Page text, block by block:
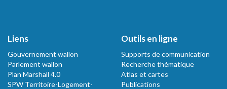
Liens
Gouvernement wallon
Parlement wallon
Plan Marshall 4.0
SPW Territoire-Logement-
Outils en ligne
Supports de communication
Recherche thématique
Atlas et cartes
Publications